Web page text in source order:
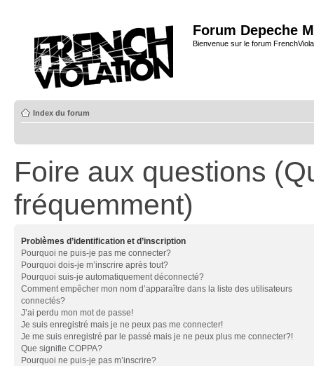
Forum Depeche
Bienvenue sur le forum
Index du forum
Foire aux questions
fréquemment)
Problèmes d’identification et d’inscription
Pourquoi ne puis-je pas me connecter?
Pourquoi dois-je m’inscrire après tout?
Pourquoi suis-je automatiquement déconnecté?
Comment empêcher mon nom d’apparaître dans la liste des utilisateurs
connectés?
J’ai perdu mon mot de passe!
Je suis enregistré mais je ne peux pas me connecter!
Je me suis enregistré par le passé mais je ne peux plus me connecter?!
Que signifie COPPA?
Pourquoi ne puis-je pas m’inscrire?